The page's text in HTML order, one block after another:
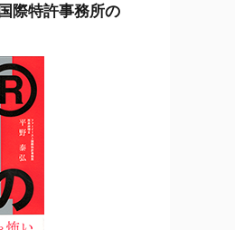
際特許事務所の